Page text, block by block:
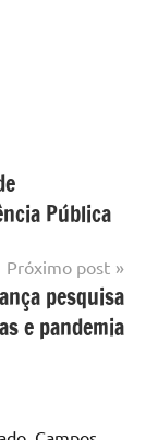
Pública
Próximo post
pesquisa
e pandemia